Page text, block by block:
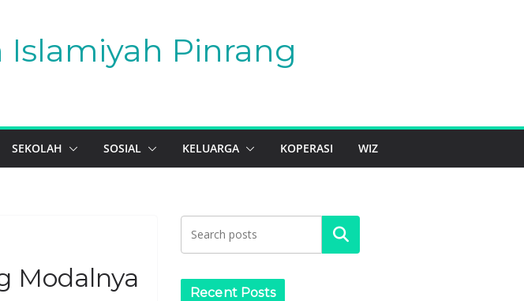
Islamiyah Pinrang
SEKOLAH SOSIAL KELUARGA KOPERASI WIZ
Modalnya
Search
Recent Posts